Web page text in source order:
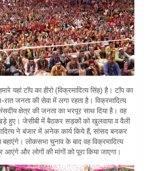
यहां टॉप का हीरो (विक्रमादित्य सिंह) है। टॉप का
रात जनता की सेवा में लगा रहता है। विक्रमादित्य
क्षेत्र की जनता का भरपूर साथ दिया है। वह
हुए। जेसीबी में बैठकर सड़कों को खुलवाया व वैली
ने बंजार में अनेक कार्य किये हैं, सांसद बनकर
बहाएंगे। लोकसभा चुनाव के बाद वह विक्रमादित्य
और लोगों की मांगों को पूरा किया जाएगा।